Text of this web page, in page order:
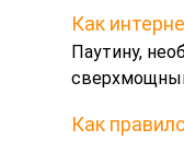
Как
Паутину,
Как